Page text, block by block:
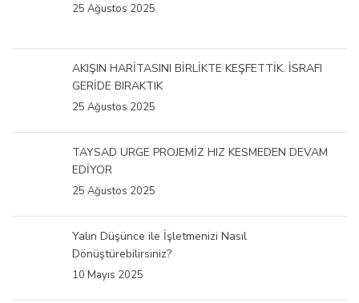
25 Ağustos 2025
AKIŞIN HARİTASINI BİRLİKTE KEŞFETTİK. İSRAFI
GERİDE BIRAKTIK
25 Ağustos 2025
TAYSAD URGE PROJEMİZ HIZ KESMEDEN DEVAM
EDİYOR
25 Ağustos 2025
Yalın Düşünce ile İşletmenizi Nasıl
Dönüştürebilirsiniz?
10 Mayıs 2025